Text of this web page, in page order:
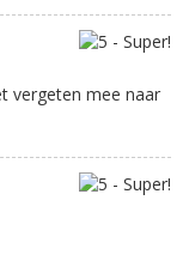
vergeten mee naar